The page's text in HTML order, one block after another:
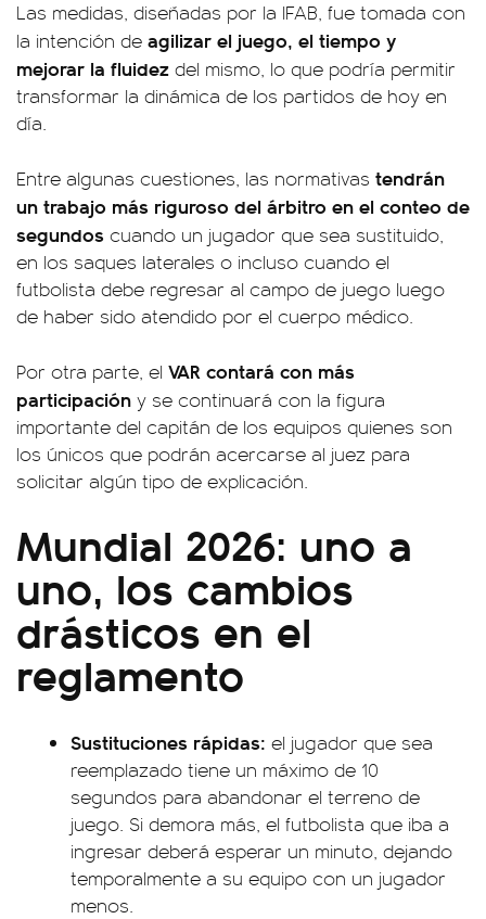
Las medidas, diseñadas por la IFAB, fue tomada con
la intención de agilizar el juego, el tiempo y
mejorar la fluidez del mismo, lo que podría permitir
transformar la dinámica de los partidos de hoy en
día.
Entre algunas cuestiones, las normativas tendrán
un trabajo más riguroso del árbitro en el conteo de
segundos cuando un jugador que sea sustituido,
en los saques laterales o incluso cuando el
futbolista debe regresar al campo de juego luego
de haber sido atendido por el cuerpo médico.
Por otra parte, el VAR contará con más
participación y se continuará con la figura
importante del capitán de los equipos quienes son
los únicos que podrán acercarse al juez para
solicitar algún tipo de explicación.
Mundial 2026: uno a
uno, los cambios
drásticos en el
reglamento
Sustituciones rápidas: el jugador que sea
reemplazado tiene un máximo de 10
segundos para abandonar el terreno de
juego. Si demora más, el futbolista que iba a
ingresar deberá esperar un minuto, dejando
temporalmente a su equipo con un jugador
menos.